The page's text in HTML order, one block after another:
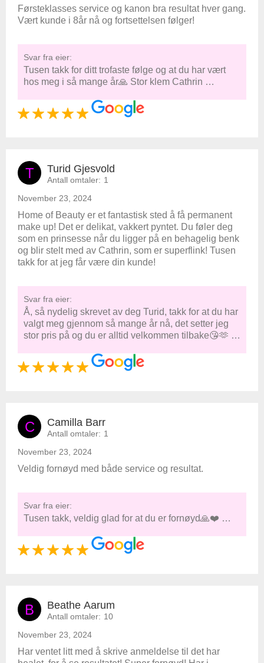
Førsteklasses service og kanon bra resultat hver gang.
Vært kunde i 8år nå og fortsettelsen følger!
Svar fra eier:
Tusen takk for ditt trofaste følge og at du har vært
hos meg i så mange år🙏 Stor klem Cathrin …
T Turid Gjesvold
Antall omtaler: 1
November 23, 2024
Home of Beauty er et fantastisk sted å få permanent
make up! Det er delikat, vakkert pyntet. Du føler deg
som en prinsesse når du ligger på en behagelig benk
og blir stelt med av Cathrin, som er superflink! Tusen
takk for at jeg får være din kunde!
Svar fra eier:
Å, så nydelig skrevet av deg Turid, takk for at du har
valgt meg gjennom så mange år nå, det setter jeg
stor pris på og du er alltid velkommen tilbake😘🫶 …
C Camilla Barr
Antall omtaler: 1
November 23, 2024
Veldig fornøyd med både service og resultat.
Svar fra eier:
Tusen takk, veldig glad for at du er fornøyd🙏❤️ …
B Beathe Aarum
Antall omtaler: 10
November 23, 2024
Har ventet litt med å skrive anmeldelse til det har